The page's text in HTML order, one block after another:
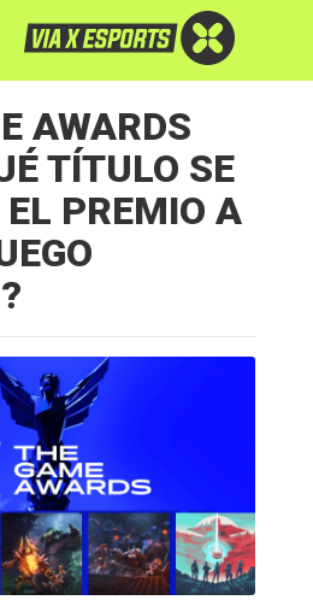
AWARDS
TÍTULO SE
PREMIO A